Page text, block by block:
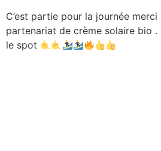
C’est partie pour la journée merci
partenariat de crème solaire bio
le spot